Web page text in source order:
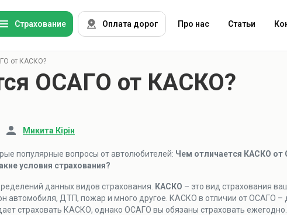
Страхование
Автострахование ОСАГО
Оружие
Оплата дорог Про нас Статьи
от КАСКО?
ОСАГО от КАСКО?
Микита Кірін
популярные вопросы от автолюбителей: Чем отличается КАСКО
условия страхования?
данных видов страхования. КАСКО – это вид страхования
автомобиля, ДТП, пожар и много другое. КАСКО в отличии от ОСАГО –
страховать КАСКО, однако ОСАГО вы обязаны страховать ежегодно.